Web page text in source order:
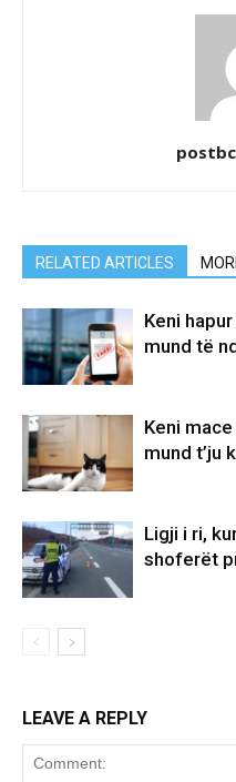
RELATED ARTICLES
Keni
mund të
Keni
mund t’ju
Ligji i ri,
shoferët
LEAVE A REPLY